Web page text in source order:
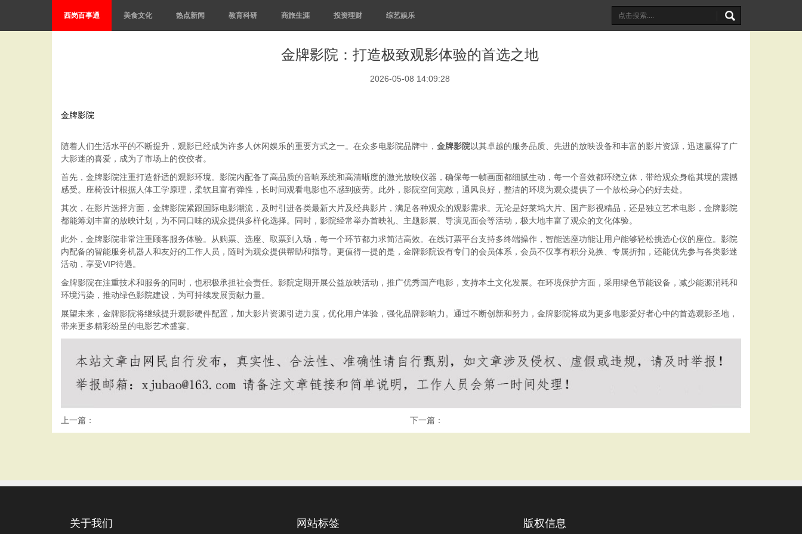
西岗百事通 美食文化 热点新闻 教育科研 商旅生涯 投资理财 综艺娱乐
金牌影院：打造极致观影体验的首选之地
2026-05-08 14:09:28
金牌影院
随着人们生活水平的不断提升，观影已经成为许多人休闲娱乐的重要方式之一。在众多电影院品牌中， 金牌影院以其卓越的服务品质、先进的放映设备和丰富的影片资源，迅速赢得了广
大影迷的喜爱，成为了市场上的佼佼者。
首先，金牌影院注重打造舒适的观影环境。影院内配备了高品质的音响系统和高清晰度的激光放映仪器，确保每一帧画面都细腻生动，每一个音效都环绕立体，带给观众身临其境的震撼
感受。座椅设计根据人体工学原理，柔软且富有弹性，长时间观看电影也不感到疲劳。此外，影院空间宽敞，通风良好，整洁的环境为观众提供了一个放松身心的好去处。
其次，在影片选择方面，金牌影院紧跟国际电影潮流，及时引进各类最新大片及经典影片，满足各种观众的观影需求。无论是好莱坞大片、国产影视精品，还是独立艺术电影，金牌影院
都能筹划丰富的放映计划，为不同口味的观众提供多样化选择。同时，影院经常举办首映礼、主题影展、导演见面会等活动，极大地丰富了观众的文化体验。
此外，金牌影院非常注重顾客服务体验。从购票、选座、取票到入场，每一个环节都力求简洁高效。在线订票平台支持多终端操作，智能选座功能让用户能够轻松挑选心仪的座位。影院
内配备的智能服务机器人和友好的工作人员，随时为观众提供帮助和指导。更值得一提的是，金牌影院设有专门的会员体系，会员不仅享有积分兑换、专属折扣，还能优先参与各类影迷
活动，享受VIP待遇。
金牌影院在注重技术和服务的同时，也积极承担社会责任。影院定期开展公益放映活动，推广优秀国产电影，支持本土文化发展。在环境保护方面，采用绿色节能设备，减少能源消耗和
环境污染，推动绿色影院建设，为可持续发展贡献力量。
展望未来，金牌影院将继续提升观影硬件配置，加大影片资源引进力度，优化用户体验，强化品牌影响力。通过不断创新和努力，金牌影院将成为更多电影爱好者心中的首选观影圣地，
带来更多精彩纷呈的电影艺术盛宴。
上一篇： 下一篇：
关于我们 网站标签 版权信息